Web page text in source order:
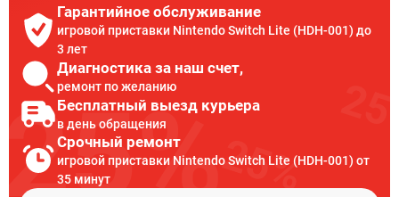
Гарантийное обслуживание
игровой приставки Nintendo Switch Lite (HDH-001) до
3 лет
Диагностика за наш счет,
ремонт по желанию
Бесплатный выезд курьера
в день обращения
Срочный ремонт
игровой приставки Nintendo Switch Lite (HDH-001) от
35 минут